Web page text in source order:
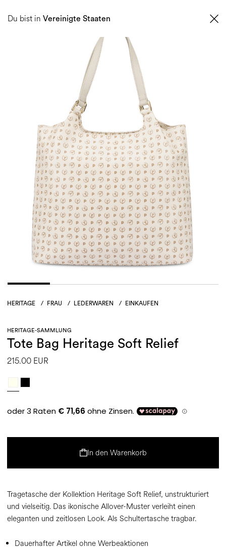
Du bist in Vereinigte Staaten
HERITAGE / FRAU / LEDERWAREN / EINKAUFEN
HERITAGE-SAMMLUNG
Tote Bag Heritage Soft Relief
215.00 EUR
In den Warenkorb
Tragetasche der Kollektion Heritage Soft Relief, unstrukturiert
und vielseitig. Das ikonische Allover-Muster verleiht einen
eleganten und zeitlosen Look. Als Schultertasche tragbar.
Dauerhafter Artikel ohne Werbeaktionen